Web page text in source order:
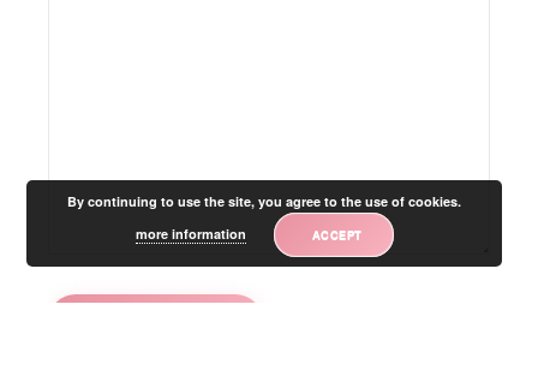
By continuing to use the site, you agree to the use of cookies.
more information
ACCEPT